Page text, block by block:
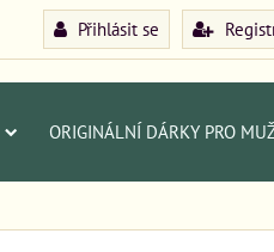
Přihlásit se
ORIGINÁLNÍ DÁRKY PRO